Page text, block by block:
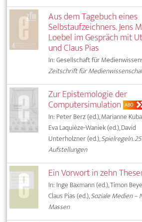
Aus dem Tagebuch eines
Selbstaufzeichners. Jens
Loebel im Gespräch mit
und Claus Pias
In: Gesellschaft für
Zeitschrift für
Zur Epistemologie der
Computersimulation ABO
In: Peter Berz (ed.), Marianne
Eva Laquièze-Waniek (ed.), David
Unterholzner (ed.),Spielregeln. 25
Aufstellungen
Ein Vorwort in zehn
In: Inge Baxmann (ed.), Timon
Claus Pias (ed.),Soziale Medien –
Massen